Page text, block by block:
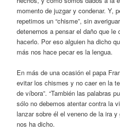
momento de juzgar y condenar. Y,
repetimos un “chisme”, sin
detenernos a pensar el daño que le
hacerlo. Por eso alguien ha dicho
más nos hace pecar es la lengua.
En más de una ocasión el papa
evitar los chismes y no caer en la
de víbora”. “También las palabras
sólo no debemos atentar contra la
lanzar sobre él el veneno de la ira y
nos ha dicho.